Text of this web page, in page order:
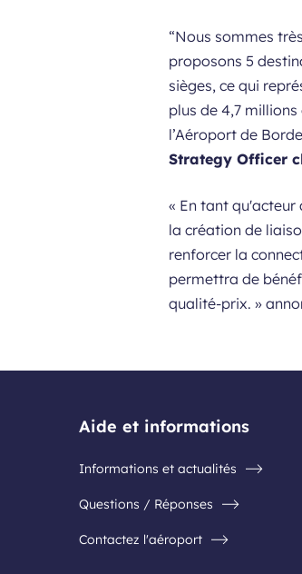
“Nous sommes
proposons 5
sièges, ce qui
plus de 4,7
l’Aéroport de
Strategy Officer
« En tant
la création de
renforcer la
permettra de
qualité-prix. »
Aide et informations
Informations et actualités
Questions / Réponses
Contactez l'aéroport